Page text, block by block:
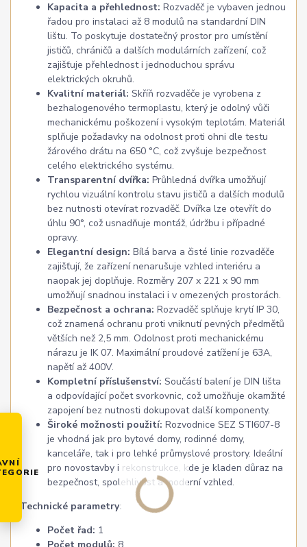
Kapacita a přehlednost: Rozvaděč je vybaven jednou
řadou pro instalaci až 8 modulů na standardní DIN
lištu. To poskytuje dostatečný prostor pro umístění
jističů, chráničů a dalších modulárních zařízení, což
zajišťuje přehlednost i jednoduchou správu
elektrických okruhů.
Kvalitní materiál: Skříň rozvaděče je vyrobena z
bezhalogenového termoplastu, který je odolný vůči
mechanickému poškození i vysokým teplotám. Materiál
splňuje požadavky na odolnost proti ohni dle testu
žárového drátu na 650 °C, což zvyšuje bezpečnost
celého elektrického systému.
Transparentní dvířka: Průhledná dvířka umožňují
rychlou vizuální kontrolu stavu jističů a dalších modulů
bez nutnosti otevírat rozvaděč. Dvířka lze otevřít do
úhlu 90°, což usnadňuje montáž, údržbu i případné
opravy.
Elegantní design: Bílá barva a čisté linie rozvaděče
zajišťují, že zařízení nenarušuje vzhled interiéru a
naopak jej doplňuje. Rozměry 207 x 221 x 90 mm
umožňují snadnou instalaci i v omezených prostorách.
Bezpečnost a ochrana: Rozvaděč splňuje krytí IP 30,
což znamená ochranu proti vniknutí pevných předmětů
větších než 2,5 mm. Odolnost proti mechanickému
nárazu je IK 07. Maximální proudové zatížení je 63A,
napětí až 400V.
Kompletní příslušenství: Součástí balení je DIN lišta
a odpovídající počet svorkovnic, což umožňuje okamžité
zapojení bez nutnosti dokupovat další komponenty.
Široké možnosti použití: Rozvodnice SEZ STI607-8
je vhodná jak pro bytové domy, rodinné domy,
kanceláře, tak i pro lehké průmyslové prostory. Ideální
pro novostavby i rekonstrukce, kde je kladen důraz na
bezpečnost, spolehlivost a moderní vzhled.
Technické parametry:
Počet řad: 1